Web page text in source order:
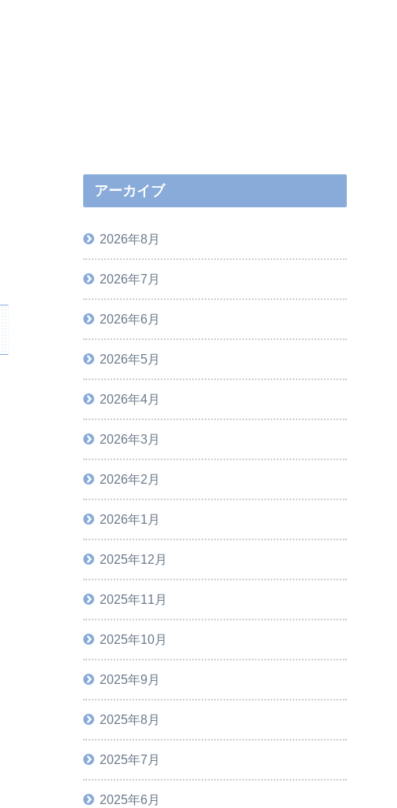
アーカイブ
2026年8月
2026年7月
2026年6月
2026年5月
2026年4月
2026年3月
2026年2月
2026年1月
2025年12月
2025年11月
2025年10月
2025年9月
2025年8月
2025年7月
2025年6月